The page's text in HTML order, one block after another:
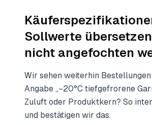
Sollwerte
nicht angefochten
Wir sehen weiterhin
Angabe „−20°C tiefgefrorene
Zuluft oder Produktkern? So
und bestätigen wir das.